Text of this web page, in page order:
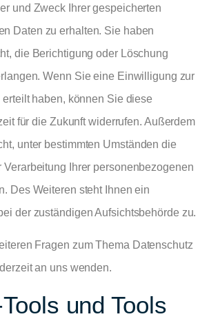
und Zweck Ihrer gespeicherten
Daten zu erhalten. Sie haben
die Berichtigung oder Löschung
Wenn Sie eine Einwilligung zur
haben, können Sie diese
für die Zukunft widerrufen. Außerdem
unter bestimmten Umständen die
Verarbeitung Ihrer personenbezogenen
Des Weiteren steht Ihnen ein
der zuständigen Aufsichtsbehörde zu.
Fragen zum Thema Datenschutz
an uns wenden.
und Tools